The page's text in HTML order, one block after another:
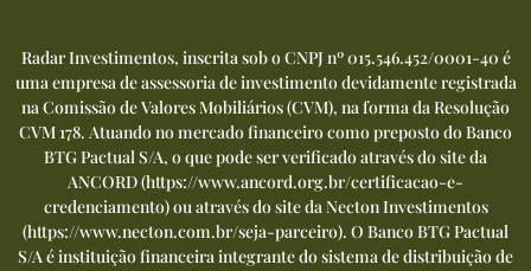
Radar Investimentos, inscrita sob o CNPJ nº 015.546.452/0001-40 é
uma empresa de assessoria de investimento devidamente registrada
na Comissão de Valores Mobiliários (CVM), na forma da Resolução
CVM 178. Atuando no mercado financeiro como preposto do Banco
BTG Pactual S/A, o que pode ser verificado através do site da
ANCORD (https://www.ancord.org.br/certificacao-e-
credenciamento) ou através do site da Necton Investimentos
(https://www.necton.com.br/seja-parceiro). O Banco BTG Pactual
S/A é instituição financeira integrante do sistema de distribuição de